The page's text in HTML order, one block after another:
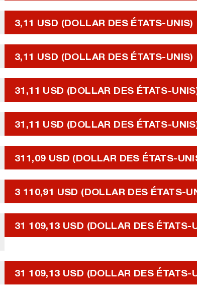
3,11 USD (DOLLAR DES ÉTATS-UNIS)
3,11 USD (DOLLAR DES ÉTATS-UNIS)
31,11 USD (DOLLAR DES ÉTATS-
31,11 USD (DOLLAR DES ÉTATS-
311,09 USD (DOLLAR DES ÉTATS-
3 110,91 USD (DOLLAR DES ÉTATS-
31 109,13 USD (DOLLAR DES ÉTATS-
31 109,13 USD (DOLLAR DES ÉTATS-